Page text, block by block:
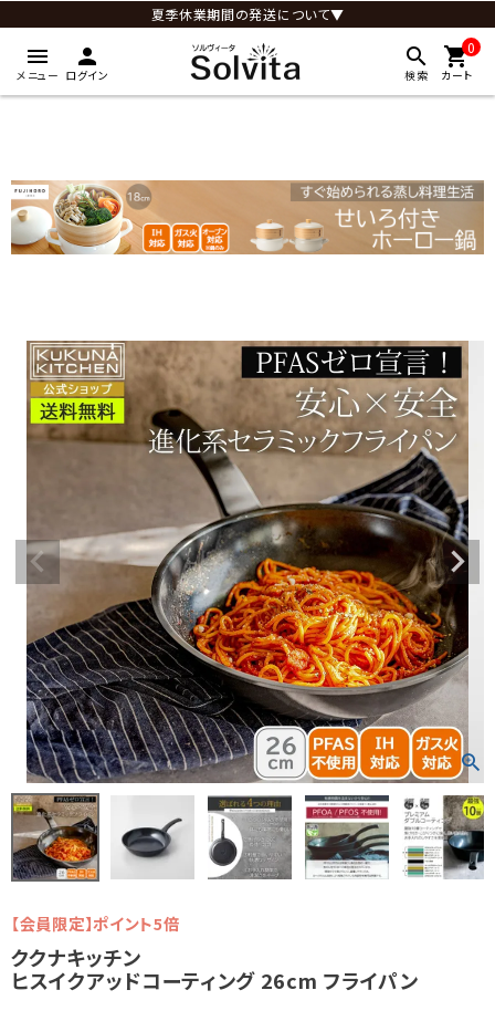
夏季休業期間の発送について▼
menu
メニュー
person
ログイン
search
検索
0
shopping_cart
カート
【会員限定】ポイント5倍
ククナキッチン
ヒスイクアッドコーティング 26cm フライパン